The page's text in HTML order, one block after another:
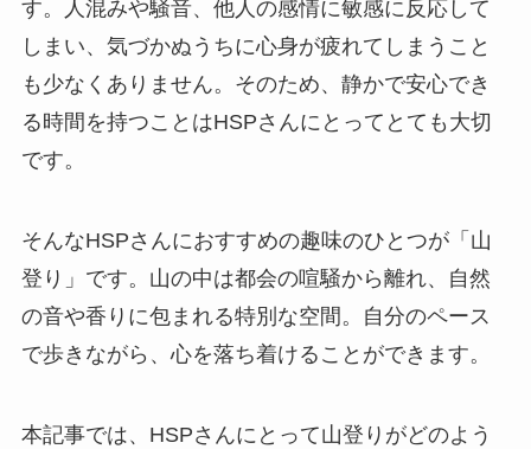
す。人混みや騒音、他人の感情に敏感に反応して
しまい、気づかぬうちに心身が疲れてしまうこと
も少なくありません。そのため、静かで安心でき
る時間を持つことはHSPさんにとってとても大切
です。
そんなHSPさんにおすすめの趣味のひとつが「山
登り」です。山の中は都会の喧騒から離れ、自然
の音や香りに包まれる特別な空間。自分のペース
で歩きながら、心を落ち着けることができます。
本記事では、HSPさんにとって山登りがどのよう